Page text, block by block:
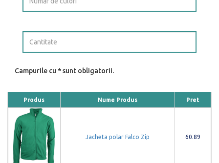
Campurile cu * sunt obligatorii.
Produs Nume Produs Pret
Jacheta polar Falco Zip 60.89